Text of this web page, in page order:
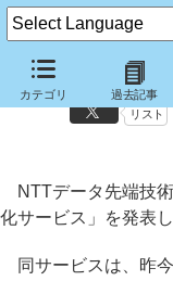
カテゴリ 過去記事
NTTデータ先端技術、
リスト
NTTデータ先端技
化サービス」を発表
同サービスは、昨